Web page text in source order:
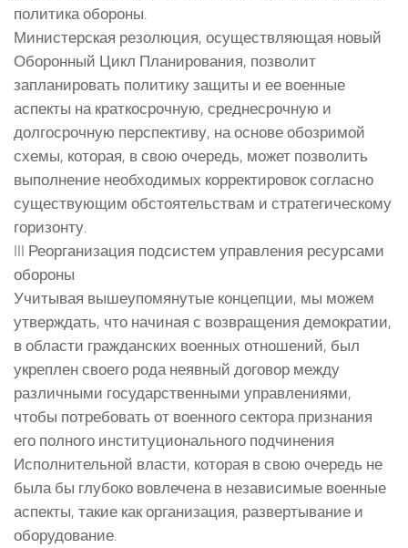
политика обороны.
Министерская резолюция, осуществляющая новый
Оборонный Цикл Планирования, позволит
запланировать политику защиты и ее военные
аспекты на краткосрочную, среднесрочную и
долгосрочную перспективу, на основе обозримой
схемы, которая, в свою очередь, может позволить
выполнение необходимых корректировок согласно
существующим обстоятельствам и стратегическому
горизонту.
III Реорганизация подсистем управления ресурсами
обороны
Учитывая вышеупомянутые концепции, мы можем
утверждать, что начиная с возвращения демократии,
в области гражданских военных отношений, был
укреплен своего рода неявный договор между
различными государственными управлениями,
чтобы потребовать от военного сектора признания
его полного институционального подчинения
Исполнительной власти, которая в свою очередь не
была бы глубоко вовлечена в независимые военные
аспекты, такие как организация, развертывание и
оборудование.